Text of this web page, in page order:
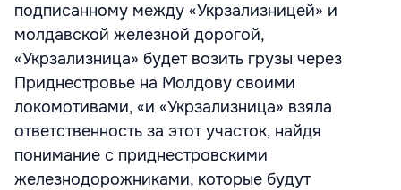
подписанному между «Укрзализницей» и
молдавской железной дорогой,
«Укрзализница» будет возить грузы через
Приднестровье на Молдову своими
локомотивами, «и «Укрзализница» взяла
ответственность за этот участок, найдя
понимание с приднестровскими
железнодорожниками, которые будут